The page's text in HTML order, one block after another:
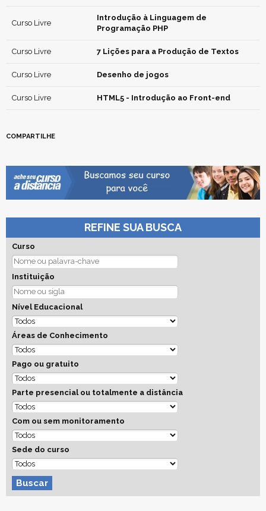
Curso Livre
Introdução à Linguagem de
Programação PHP
Curso Livre 7 Lições para a Produção de Textos
Curso Livre Desenho de jogos
Curso Livre HTML5 - Introdução ao Front-end
COMPARTILHE
REFINE SUA BUSCA
Curso
Instituição
Nível Educacional
Áreas de Conhecimento
Pago ou gratuito
Parte presencial ou totalmente a distância
Com ou sem monitoramento
Sede do curso
Buscar